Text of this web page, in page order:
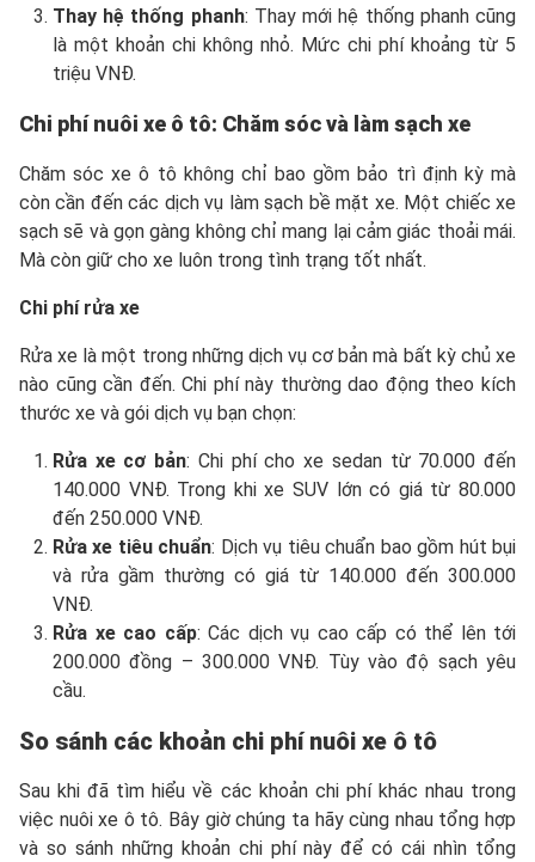
Thay hệ thống phanh: Thay mới hệ thống phanh cũng
là một khoản chi không nhỏ. Mức chi phí khoảng từ 5
triệu VNĐ.
Chi phí nuôi xe ô tô: Chăm sóc và làm sạch xe
Chăm sóc xe ô tô không chỉ bao gồm bảo trì định kỳ mà
còn cần đến các dịch vụ làm sạch bề mặt xe. Một chiếc xe
sạch sẽ và gọn gàng không chỉ mang lại cảm giác thoải mái.
Mà còn giữ cho xe luôn trong tình trạng tốt nhất.
Chi phí rửa xe
Rửa xe là một trong những dịch vụ cơ bản mà bất kỳ chủ xe
nào cũng cần đến. Chi phí này thường dao động theo kích
thước xe và gói dịch vụ bạn chọn:
Rửa xe cơ bản: Chi phí cho xe sedan từ 70.000 đến
140.000 VNĐ. Trong khi xe SUV lớn có giá từ 80.000
đến 250.000 VNĐ.
Rửa xe tiêu chuẩn: Dịch vụ tiêu chuẩn bao gồm hút bụi
và rửa gầm thường có giá từ 140.000 đến 300.000
VNĐ.
Rửa xe cao cấp: Các dịch vụ cao cấp có thể lên tới
200.000 đồng – 300.000 VNĐ. Tùy vào độ sạch yêu
cầu.
So sánh các khoản chi phí nuôi xe ô tô
Sau khi đã tìm hiểu về các khoản chi phí khác nhau trong
việc nuôi xe ô tô. Bây giờ chúng ta hãy cùng nhau tổng hợp
và so sánh những khoản chi phí này để có cái nhìn tổng